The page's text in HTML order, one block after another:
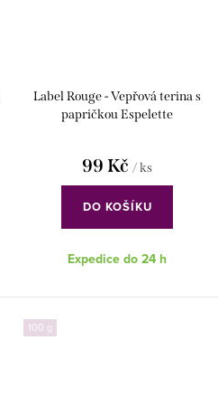
Label Rouge - Vepřová terina s
papričkou Espelette
99 Kč / ks
DO KOŠÍKU
Expedice do 24 h
100 g